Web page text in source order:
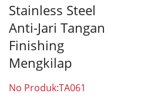
Stainless Steel
Anti-Jari Tangan
Finishing
Mengkilap
No Produk:TA061